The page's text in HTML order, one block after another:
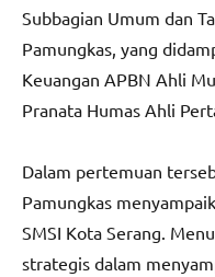
Subbagian Umum dan
Pamungkas, yang
Keuangan APBN Ahli
Pranata Humas Ahli
Dalam pertemuan
Pamungkas
SMSI Kota Serang.
strategis dalam